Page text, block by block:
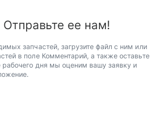
Отправьте ее нам!
запчастей, загрузите файл с ним или
в поле Комментарий, а также оставьте
дня мы оценим вашу заявку и